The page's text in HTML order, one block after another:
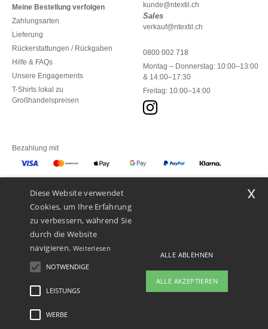
Meine Bestellung verfolgen
Zahlungsarten
Lieferung
Rückerstattungen / Rückgaben
Hilfe & FAQs
Unsere Engagements
T-Shirts lokal zu
Großhandelspreisen
kunde@ntextil.ch
Sales
verkauf@ntextil.ch
0800 002 718
Montag – Donnerstag: 10:00–13:00
& 14:00–17:30
Freitag: 10:00–14:00
Bezahlung mit
Unsere Paketzusteller
Rechtliche Hinweise
Diese Website verwendet
Cookies, um Ihre Erfahrung
zu verbessern, während Sie
durch die Website
navigieren. Weiterlesen
NOTWENDIGE
LEISTUNGS
WERBE
ALLE ABLEHNEN
ALLE AKZEPTIEREN
x